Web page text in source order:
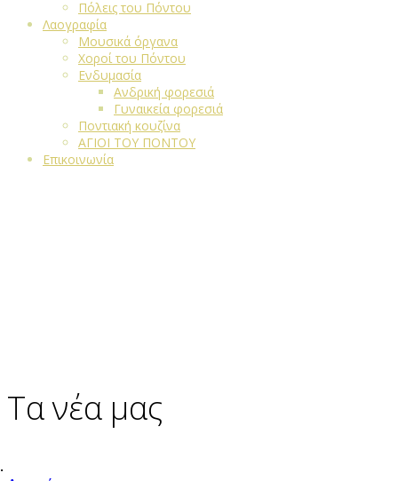
Πόλεις του Πόντου
Λαογραφία
Μουσικά όργανα
Χοροί του Πόντου
Ενδυμασία
Ανδρική φορεσιά
Γυναικεία φορεσιά
Ποντιακή κουζίνα
ΑΓΙΟΙ ΤΟΥ ΠΟΝΤΟΥ
Επικοινωνία
Τα νέα μας